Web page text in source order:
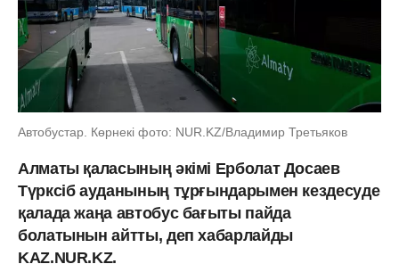
Автобустар. Көрнекі фото: NUR.KZ/Владимир Третьяков
Алматы қаласының әкімі Ерболат Досаев
Түрксіб ауданының тұрғындарымен кездесуде
қалада жаңа автобус бағыты пайда
болатынын айтты, деп хабарлайды
KAZ.NUR.KZ.